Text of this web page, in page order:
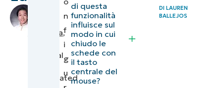
di
Mauro
Mendoza,
Technical
translated
Edge “Doppio
clic per
chiudere le
schede”
Risoluzione
dei
n
f
i
g
u
di questa
funzionalità
influisce sul
modo in cui
chiudo le
schede con
il tasto
centrale del
mouse?
DILAUREN
BALLEJOS